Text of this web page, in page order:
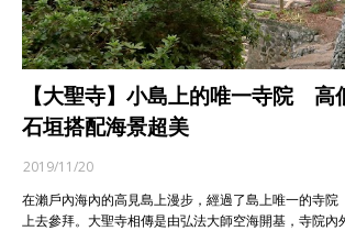
【大聖寺】小島上的唯一寺院 高
石垣搭配海景超美
2019/11/20
在瀨戶內海內的高見島上漫步，經過了島上唯一的寺院
上去參拜。大聖寺相傳是由弘法大師空海開基，寺院內